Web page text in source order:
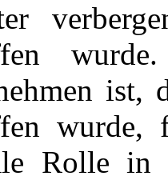
ist,
wurde,
Rolle in